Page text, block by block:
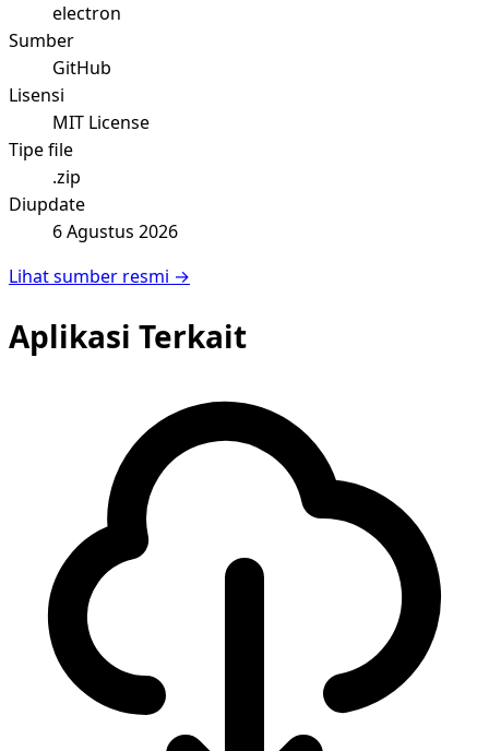
electron
Sumber
GitHub
Lisensi
MIT License
Tipe file
.zip
Diupdate
6 Agustus 2026
Lihat sumber resmi →
Aplikasi Terkait